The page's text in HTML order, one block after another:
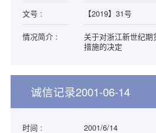
文号 : 【2019】31号
情况简介 :
关于对浙江新世纪
措施的决定
诚信记录2001-06-14
时间 : 2001/6/14